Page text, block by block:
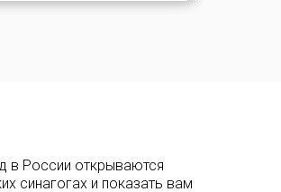
в России открываются
синагогах и показать вам